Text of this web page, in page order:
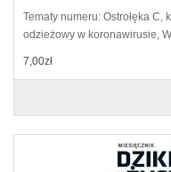
Tematy numeru: Ostrołęka C,
odzieżowy w koronawirusie,
7,00zł